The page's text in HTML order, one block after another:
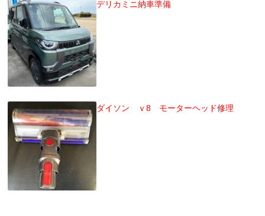
デリカミニ納車準備
ダイソン ｖ8 モーターヘッド修理